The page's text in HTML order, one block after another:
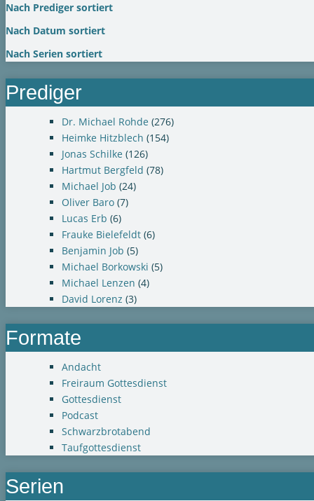
Nach Prediger sortiert
Nach Datum sortiert
Nach Serien sortiert
Prediger
Dr. Michael Rohde (276)
Heimke Hitzblech (154)
Jonas Schilke (126)
Hartmut Bergfeld (78)
Michael Job (24)
Oliver Baro (7)
Lucas Erb (6)
Frauke Bielefeldt (6)
Benjamin Job (5)
Michael Borkowski (5)
Michael Lenzen (4)
David Lorenz (3)
Formate
Andacht
Freiraum Gottesdienst
Gottesdienst
Podcast
Schwarzbrotabend
Taufgottesdienst
Serien